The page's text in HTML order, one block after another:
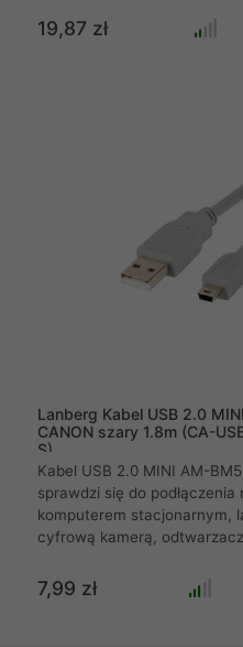
19,87 zł
Lanberg Kabel USB 2.0
CANON szary 1.8m (CA-
S)
Kabel USB 2.0 MINI AM-
sprawdzi się do podłączenia
komputerem stacjonarnym,
cyfrową kamerą,
urządzeniami
miniUSB. Interfejs USB 2.0
7,99 zł